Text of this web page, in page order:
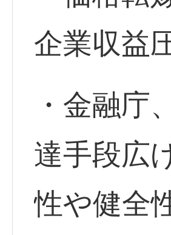
企業収益
・金融庁
達手段広
性や健全